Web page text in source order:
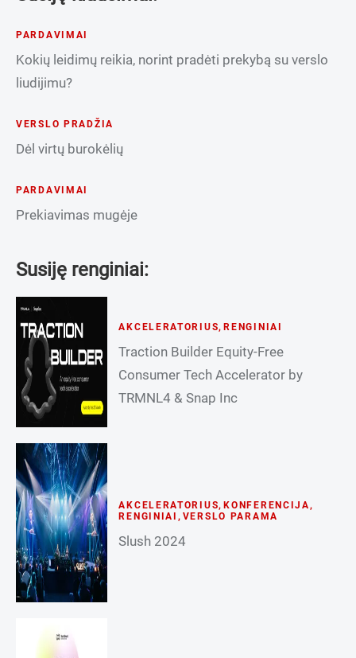
PARDAVIMAI
Kokių leidimų reikia, norint pradėti prekybą su verslo
liudijimu?
VERSLO PRADŽIA
Dėl virtų burokėlių
PARDAVIMAI
Prekiavimas mugėje
Susiję renginiai:
AKCELERATORIUS, RENGINIAI
Traction Builder Equity-Free
Consumer Tech Accelerator by
TRMNL4 & Snap Inc
AKCELERATORIUS, KONFERENCIJA,
RENGINIAI , VERSLO PARAMA
Slush 2024